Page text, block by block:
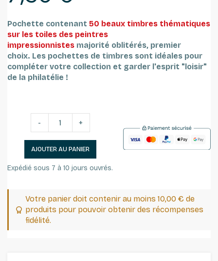
Pochette contenant 50 beaux timbres thématiques
sur les toiles des peintres
impressionnistes majorité oblitérés, premier
choix. Les pochettes de timbres sont idéales pour
compléter votre collection et garder l'esprit "loisir"
de la philatélie !
- +
AJOUTER AU PANIER
Expédié sous 7 à 10 jours ouvrés.
Votre panier doit contenir au moins 10,00 € de
produits pour pouvoir obtenir des récompenses
fidélité.